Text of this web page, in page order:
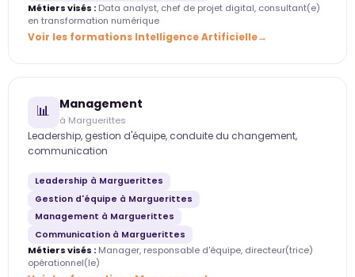
Métiers visés : Data analyst, chef de projet digital, consultant(e)
en transformation numérique
Voir les formations Intelligence Artificielle
📊 Management
à Marguerittes
Leadership, gestion d'équipe, conduite du changement,
communication
Leadership à Marguerittes
Gestion d'équipe à Marguerittes
Management à Marguerittes
Communication à Marguerittes
Métiers visés : Manager, responsable d'équipe, directeur(trice)
opérationnel(le)